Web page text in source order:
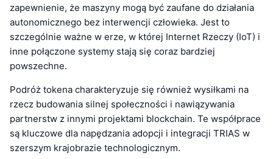
zapewnienie, że maszyny mogą być zaufane do działania
autonomicznego bez interwencji człowieka. Jest to
szczególnie ważne w erze, w której Internet Rzeczy (IoT) i
inne połączone systemy stają się coraz bardziej
powszechne.
Podróż tokena charakteryzuje się również wysiłkami na
rzecz budowania silnej społeczności i nawiązywania
partnerstw z innymi projektami blockchain. Te współprace
są kluczowe dla napędzania adopcji i integracji TRIAS w
szerszym krajobrazie technologicznym.